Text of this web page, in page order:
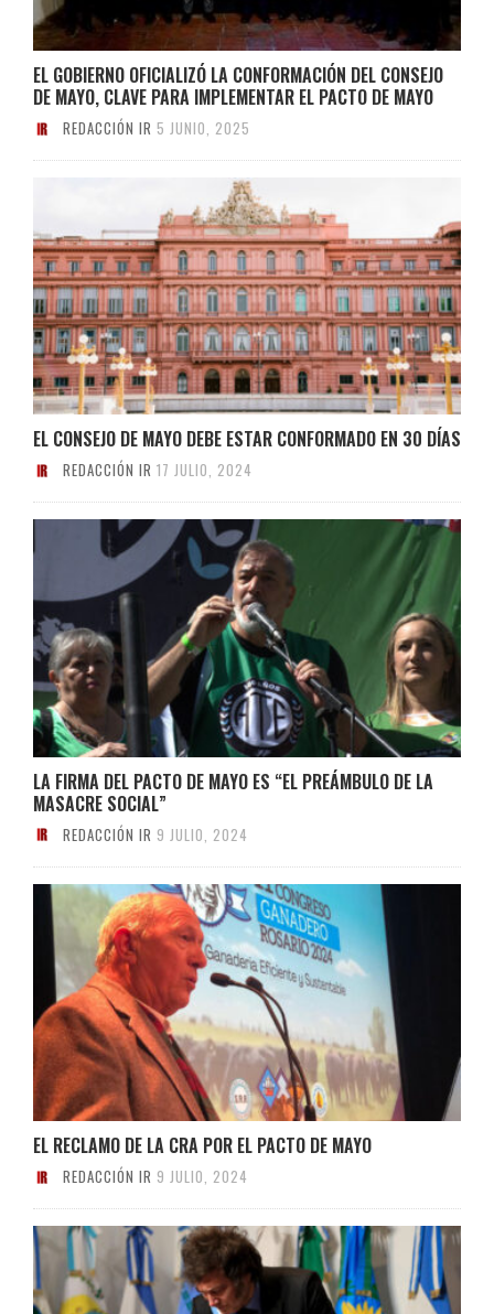
EL GOBIERNO OFICIALIZÓ LA CONFORMACIÓN DEL CONSEJO
DE MAYO, CLAVE PARA IMPLEMENTAR EL PACTO DE MAYO
REDACCIÓN IR 5 JUNIO, 2025
EL CONSEJO DE MAYO DEBE ESTAR CONFORMADO EN 30 DÍAS
REDACCIÓN IR 17 JULIO, 2024
LA FIRMA DEL PACTO DE MAYO ES “EL PREÁMBULO DE LA
MASACRE SOCIAL”
REDACCIÓN IR 9 JULIO, 2024
EL RECLAMO DE LA CRA POR EL PACTO DE MAYO
REDACCIÓN IR 9 JULIO, 2024